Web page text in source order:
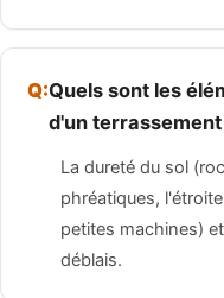
Quels sont les
d'un terrassement
La dureté du sol
phréatiques,
petites machines)
déblais.